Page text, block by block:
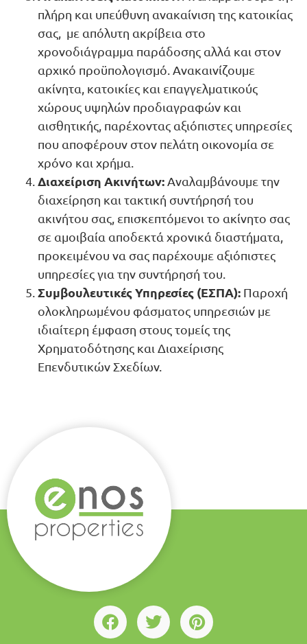
πλήρη και υπεύθυνη ανακαίνιση της κατοικίας
σας, με απόλυτη ακρίβεια στο
χρονοδιάγραμμα παράδοσης αλλά και στον
αρχικό προϋπολογισμό. Ανακαινίζουμε
ακίνητα, κατοικίες και επαγγελματικούς
χώρους υψηλών προδιαγραφών και
αισθητικής, παρέχοντας αξιόπιστες υπηρεσίες
που αποφέρουν στον πελάτη οικονομία σε
χρόνο και χρήμα.
Διαχείριση Ακινήτων: Αναλαμβάνουμε την
διαχείρηση και τακτική συντήρησή του
ακινήτου σας, επισκεπτόμενοι το ακίνητο σας
σε αμοιβαία αποδεκτά χρονικά διαστήματα,
προκειμένου να σας παρέχουμε αξιόπιστες
υπηρεσίες για την συντήρησή του.
Συμβουλευτικές Υπηρεσίες (ΕΣΠΑ): Παροχή
ολοκληρωμένου φάσματος υπηρεσιών με
ιδιαίτερη έμφαση στους τομείς της
Χρηματοδότησης και Διαχείρισης
Επενδυτικών Σχεδίων.